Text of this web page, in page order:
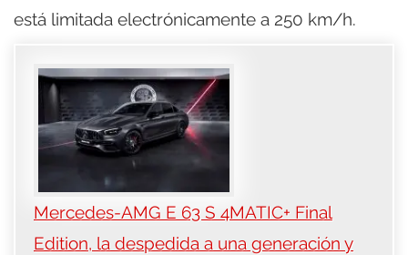
está limitada electrónicamente a 250 km/h.
Mercedes-AMG E 63 S 4MATIC+ Final
Edition, la despedida a una generación y